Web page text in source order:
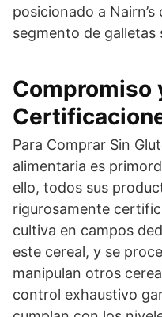
posicionado a
segmento de galletas
Compromiso
Para Comprar Sin
alimentaria es
ello, todos sus
rigurosamente
cultiva en campos
este cereal, y se
manipulan otros
control exhaustivo